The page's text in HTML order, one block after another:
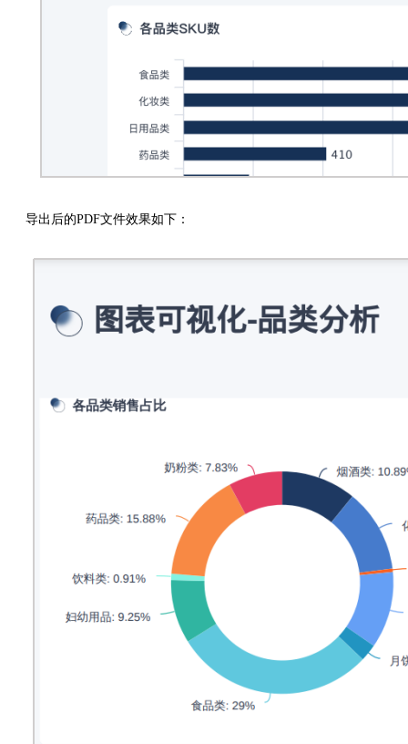
导出后的PDF文件效果如下：